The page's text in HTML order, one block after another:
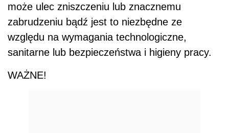
może ulec zniszczeniu lub znacznemu
zabrudzeniu bądź jest to niezbędne ze
względu na wymagania technologiczne,
sanitarne lub bezpieczeństwa i higieny pracy.
WAŻNE!